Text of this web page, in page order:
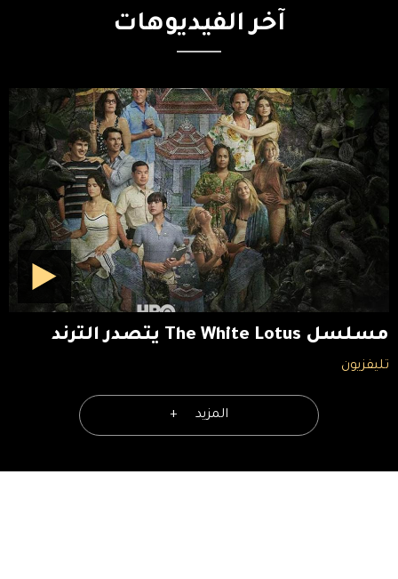
آخر الفيديوهات
مسلسل The White Lotus يتصدر الترند
تليفزيون
المزيد